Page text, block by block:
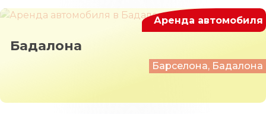
Бадалона
Барселона, Бадалона
Аренда автомобиля